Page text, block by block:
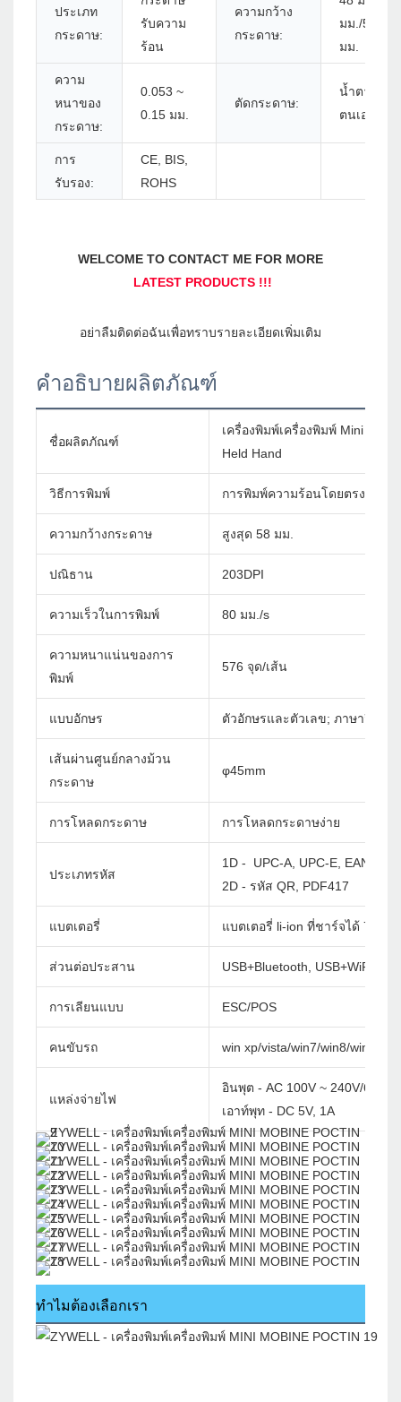
ประเภท
กระดาษ:
รับความ
ร้อน
ความกว้าง
กระดาษ:
มม./56
มม.
ความ
หนาของ
กระดาษ:
0.053 ~
0.15 มม.
ตัดกระดาษ:
น้ำตาด้วย
ตนเอง
การ
รับรอง:
CE, BIS,
ROHS
คำอธิบายผลิตภัณฑ์
ชื่อผลิตภัณฑ์
เครื่องพิมพ์เครื่องพิมพ์ Mini
Held Hand
วิธีการพิมพ์ การพิมพ์ความร้อนโดยตรง
ความกว้างกระดาษ สูงสุด 58 มม.
ปณิธาน 203DPI
ความเร็วในการพิมพ์ 80 มม./s
ความหนาแน่นของการ
พิมพ์
576 จุด/เส้น
แบบอักษร ตัวอักษรและตัวเลข; ภาษาจีนจี
เส้นผ่านศูนย์กลางม้วน
กระดาษ
φ45mm
การโหลดกระดาษ การโหลดกระดาษง่าย
ประเภทรหัส
1D - UPC-A, UPC-E, EAN-8,
2D - รหัส QR, PDF417
แบตเตอรี่ แบตเตอรี่ li-ion ที่ชาร์จได้ 7.4V,
ส่วนต่อประสาน USB+Bluetooth, USB+WiFi
การเลียนแบบ ESC/POS
คนขับรถ win xp/vista/win7/win8/win10/
แหล่งจ่ายไฟ
อินพุต - AC 100V ~ 240V/60Hz
เอาท์พุท - DC 5V, 1A
ทำไมต้องเลือกเรา